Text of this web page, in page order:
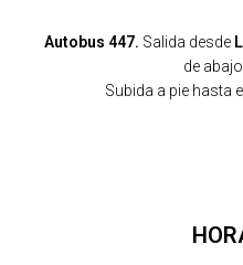
Autobus 447. Salida desde
de
Subida a pie hasta